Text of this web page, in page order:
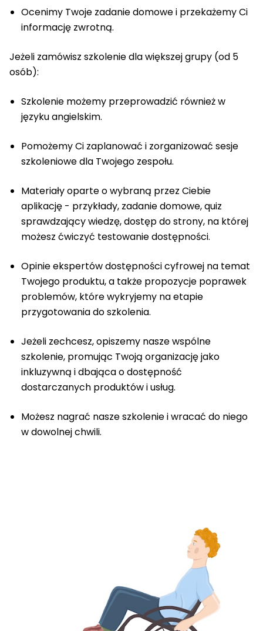
Ocenimy Twoje zadanie domowe i przekażemy Ci
informację zwrotną.
Jeżeli zamówisz szkolenie dla większej grupy (od 5
osób):
Szkolenie możemy przeprowadzić również w
języku angielskim.
Pomożemy Ci zaplanować i zorganizować sesje
szkoleniowe dla Twojego zespołu.
Materiały oparte o wybraną przez Ciebie
aplikację - przykłady, zadanie domowe, quiz
sprawdzający wiedzę, dostęp do strony, na której
możesz ćwiczyć testowanie dostępności.
Opinie ekspertów dostępności cyfrowej na temat
Twojego produktu, a także propozycje poprawek
problemów, które wykryjemy na etapie
przygotowania do szkolenia.
Jeżeli zechcesz, opiszemy nasze wspólne
szkolenie, promując Twoją organizację jako
inkluzywną i dbająca o dostępność
dostarczanych produktów i usług.
Możesz nagrać nasze szkolenie i wracać do niego
w dowolnej chwili.